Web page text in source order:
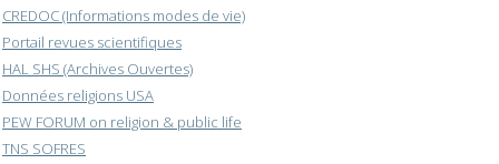
CREDOC (Informations modes de vie)
Portail revues scientifiques
HAL SHS (Archives Ouvertes)
Données religions USA
PEW FORUM on religion & public life
TNS SOFRES